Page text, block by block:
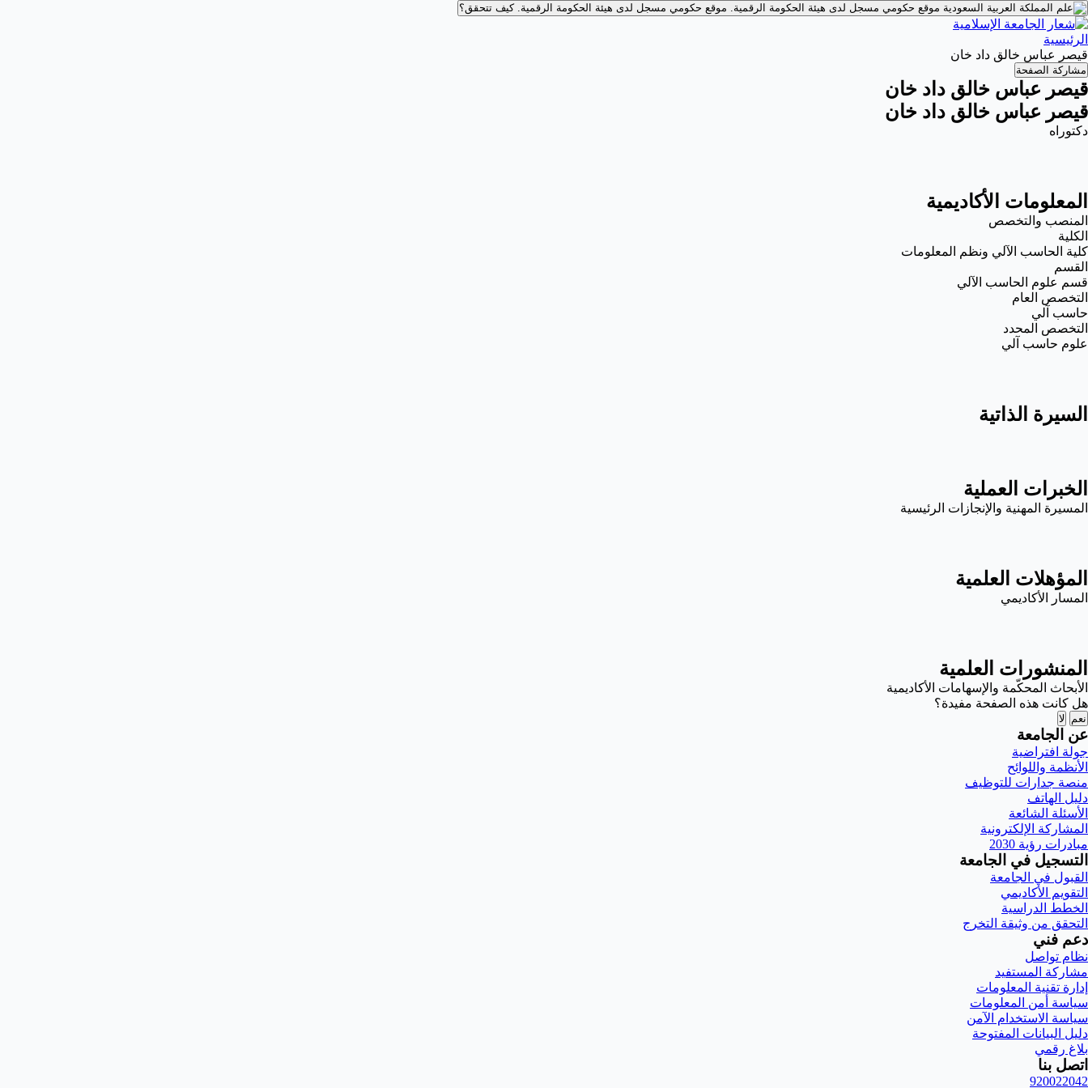
موقع حكومي مسجل لدى هيئة الحكومة الرقمية. موقع حكومي مسجل لدى هيئة الحكومة الرقمية.كيف تتحقق؟
الرئيسية
قيصر عباس خالق داد خان
مشاركة الصفحة
قيصر عباس خالق داد خان
قيصر عباس خالق داد خان
دكتوراه
المعلومات الأكاديمية
المنصب والتخصص
الكلية
كلية الحاسب الآلي ونظم المعلومات
القسم
قسم علوم الحاسب الآلي
التخصص العام
حاسب آلي
التخصص المحدد
علوم حاسب آلي
السيرة الذاتية
الخبرات العملية
المسيرة المهنية والإنجازات الرئيسية
المؤهلات العلمية
المسار الأكاديمي
المنشورات العلمية
الأبحاث المحكّمة والإسهامات الأكاديمية
هل كانت هذه الصفحة مفيدة؟
نعم لا
عن الجامعة
جولة افتراضية
الأنظمة واللوائح
منصة جدارات للتوظيف
دليل الهاتف
الأسئلة الشائعة
المشاركة الإلكترونية
مبادرات رؤية 2030
التسجيل في الجامعة
القبول في الجامعة
التقويم الأكاديمي
الخطط الدراسية
التحقق من وثيقة التخرج
دعم فني
نظام تواصل
مشاركة المستفيد
إدارة تقنية المعلومات
سياسة أمن المعلومات
سياسة الاستخدام الآمن
دليل البيانات المفتوحة
بلاغ رقمي
اتصل بنا
920022042